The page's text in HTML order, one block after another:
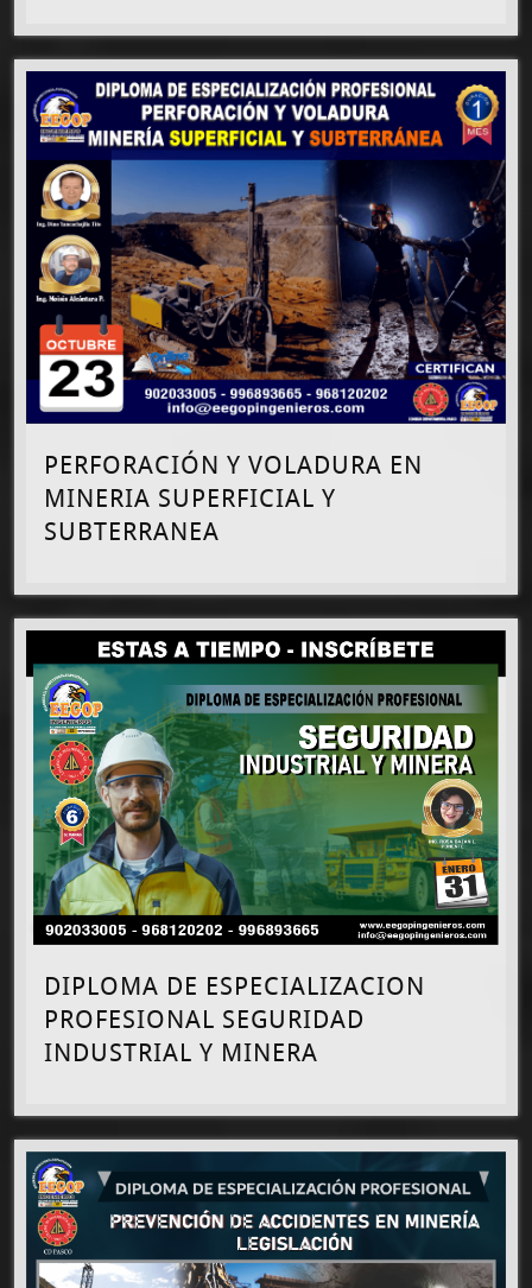
PERFORACIÓN Y VOLADURA EN
MINERIA SUPERFICIAL Y
SUBTERRANEA
DIPLOMA DE ESPECIALIZACION
PROFESIONAL SEGURIDAD
INDUSTRIAL Y MINERA